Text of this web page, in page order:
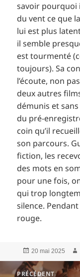
savoir pourquoi
du vent ce que
lui est plus
il semble
est tourmenté
toujours). Sa
l’écoute, non
deux autres
démunis et
du pré-
coin qu’il
son parcours.
fiction, les
des mots en
pour une fois,
qui trop
silence.
rouge.
Publié
le
20 mai 2025
Navigation
PRÉCÉDENT